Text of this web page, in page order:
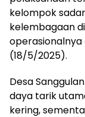
kelompok
kelembagaan
operasionalnya
(18/5/2025).
Desa
daya tarik
kering,